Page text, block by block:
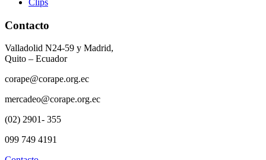
Clips
Contacto
Valladolid N24-59 y Madrid,
Quito – Ecuador
corape@corape.org.ec
mercadeo@corape.org.ec
(02) 2901- 355
099 749 4191